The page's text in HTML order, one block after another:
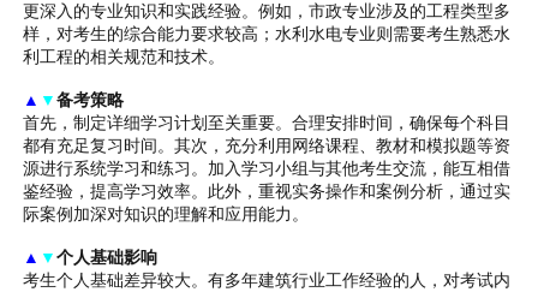
更深入的专业知识和实践经验。例如，市政专业涉及的工程类型多
样，对考生的综合能力要求较高；水利水电专业则需要考生熟悉水
利工程的相关规范和技术。
▲ ▼备考策略
首先，制定详细学习计划至关重要。合理安排时间，确保每个科目
都有充足复习时间。其次，充分利用网络课程、教材和模拟题等资
源进行系统学习和练习。加入学习小组与其他考生交流，能互相借
鉴经验，提高学习效率。此外，重视实务操作和案例分析，通过实
际案例加深对知识的理解和应用能力。
▲ ▼个人基础影响
考生个人基础差异较大。有多年建筑行业工作经验的人，对考试内